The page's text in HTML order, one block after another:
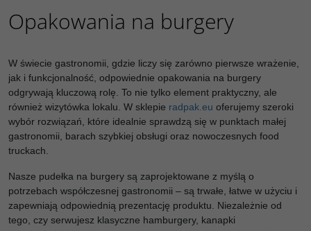
Opakowania na burgery
W świecie gastronomii, gdzie liczy się zarówno pierwsze wrażenie,
jak i funkcjonalność, odpowiednie opakowania na burgery
odgrywają kluczową rolę. To nie tylko element praktyczny, ale
również wizytówka lokalu. W sklepie radpak.eu oferujemy szeroki
wybór rozwiązań, które idealnie sprawdzą się w punktach małej
gastronomii, barach szybkiej obsługi oraz nowoczesnych food
truckach.
Nasze pudełka na burgery są zaprojektowane z myślą o
potrzebach współczesnej gastronomii – są trwałe, łatwe w użyciu i
zapewniają odpowiednią prezentację produktu. Niezależnie od
tego, czy serwujesz klasyczne hamburgery, kanapki